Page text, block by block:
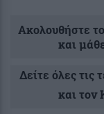
Ακολουθήστε το
και
Δείτε όλες τις
και τον